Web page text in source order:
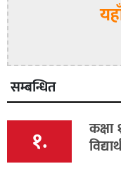
सम्बन्धित
१. कक्षा